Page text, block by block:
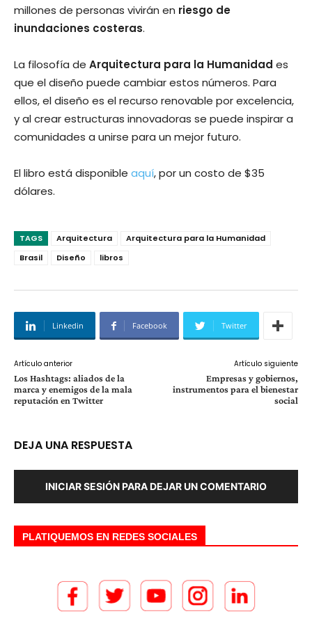
millones de personas vivirán en riesgo de
inundaciones costeras.
La filosofía de Arquitectura para la Humanidad es
que el diseño puede cambiar estos números. Para
ellos, el diseño es el recurso renovable por excelencia,
y al crear estructuras innovadoras se puede inspirar a
comunidades a unirse para un mejor futuro.
El libro está disponible aquí, por un costo de $35
dólares.
TAGS Arquitectura
Arquitectura para la Humanidad
Brasil
Diseño libros
Linkedin Facebook Twitter
Artículo anterior
Los Hashtags: aliados de la
marca y enemigos de la mala
reputación en Twitter
Artículo siguiente
Empresas y gobiernos,
instrumentos para el bienestar
social
DEJA UNA RESPUESTA
INICIAR SESIÓN PARA DEJAR UN COMENTARIO
PLATIQUEMOS EN REDES SOCIALES